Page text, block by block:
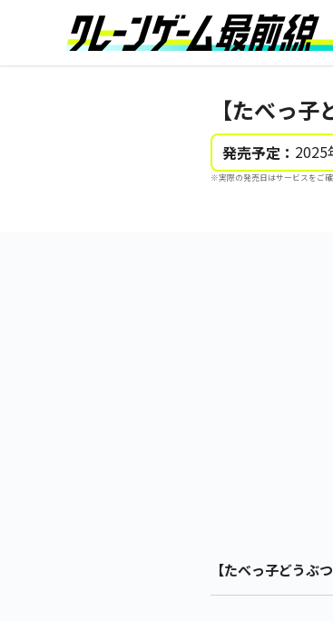
【たべっ
発売予定： 2025
※実際の発売日はサービスをご確
【たべっ子どうぶ